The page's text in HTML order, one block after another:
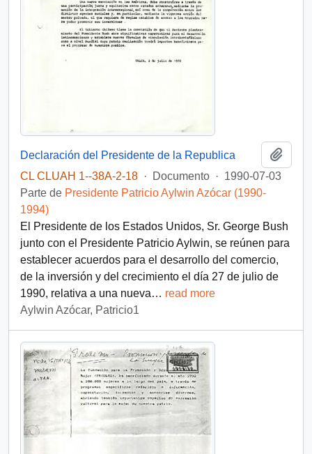
Declaración del Presidente de la Republica
CL CLUAH 1--38A-2-18 · Documento · 1990-07-03
Parte de Presidente Patricio Aylwin Azócar (1990-
1994)
El Presidente de los Estados Unidos, Sr. George Bush
junto con el Presidente Patricio Aylwin, se reúnen para
establecer acuerdos para el desarrollo del comercio,
de la inversión y del crecimiento el día 27 de julio de
1990, relativa a una nueva… read more
Aylwin Azócar, Patricio1